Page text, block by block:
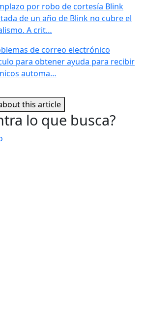
por robo de cortesía Blink
de un año de Blink no cubre el
A crit…
de correo electrónico
para obtener ayuda para recibir
automa…
this article
lo que busca?